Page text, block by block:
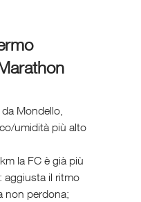
Mondello,
umidità più alto
la FC è già più
aggiusta il ritmo
non perdona;